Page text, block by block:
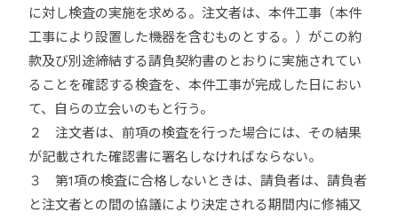
に対し検査の実施を求める。注文者は、本件工事（本件
工事により設置した機器を含むものとする。）がこの約
款及び別途締結する請負契約書のとおりに実施されてい
ることを確認する検査を、本件工事が完成した日におい
て、自らの立会いのもと行う。
２ 注文者は、前項の検査を行った場合には、その結果
が記載された確認書に署名しなければならない。
３ 第1項の検査に合格しないときは、請負者は、請負者
と注文者との間の協議により決定される期間内に修補又